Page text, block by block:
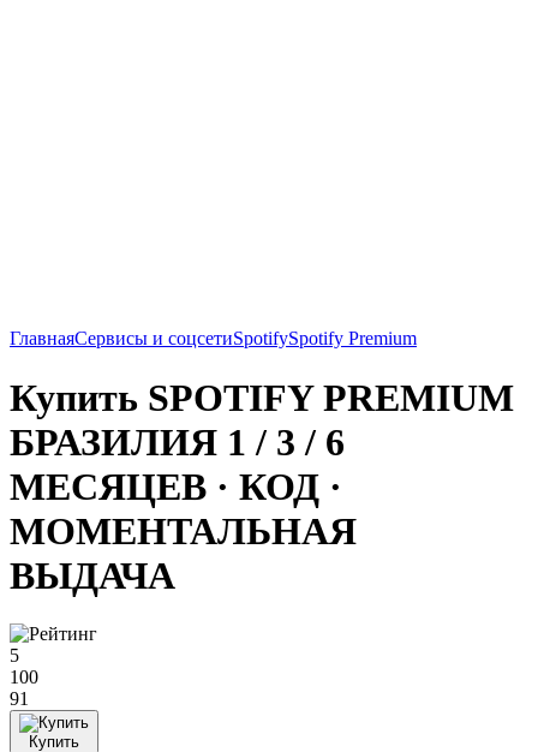
ГлавнаяСервисы и соцсетиSpotifySpotify Premium
Купить SPOTIFY PREMIUM
БРАЗИЛИЯ 1 / 3 / 6
МЕСЯЦЕВ · КОД ·
МОМЕНТАЛЬНАЯ
ВЫДАЧА
5
100
91
Купить